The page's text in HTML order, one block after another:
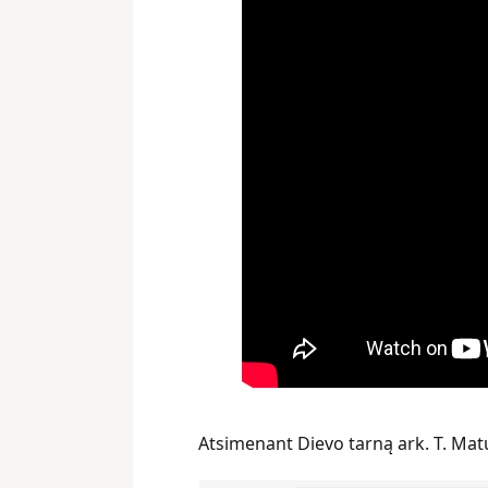
Atsimenant Dievo tarną ark. T.